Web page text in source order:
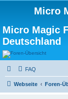
Micro
Micro Magic
Deutschland
FAQ
Webseite Foren-